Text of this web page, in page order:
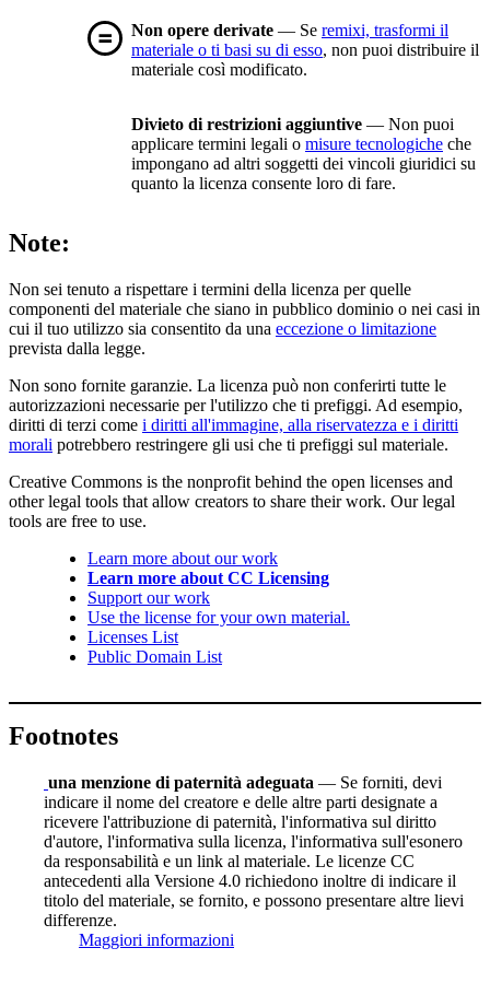
Non opere derivate — Se remixi, trasformi il
materiale o ti basi su di esso, non puoi distribuire il
materiale così modificato.
Divieto di restrizioni aggiuntive — Non puoi
applicare termini legali o misure tecnologiche che
impongano ad altri soggetti dei vincoli giuridici su
quanto la licenza consente loro di fare.
Note:
Non sei tenuto a rispettare i termini della licenza per quelle
componenti del materiale che siano in pubblico dominio o nei casi in
cui il tuo utilizzo sia consentito da una eccezione o limitazione
prevista dalla legge.
Non sono fornite garanzie. La licenza può non conferirti tutte le
autorizzazioni necessarie per l'utilizzo che ti prefiggi. Ad esempio,
diritti di terzi come i diritti all'immagine, alla riservatezza e i diritti
morali potrebbero restringere gli usi che ti prefiggi sul materiale.
Creative Commons is the nonprofit behind the open licenses and
other legal tools that allow creators to share their work. Our legal
tools are free to use.
Learn more about our work
Learn more about CC Licensing
Support our work
Use the license for your own material.
Licenses List
Public Domain List
Footnotes
una menzione di paternità adeguata — Se forniti, devi
indicare il nome del creatore e delle altre parti designate a
ricevere l'attribuzione di paternità, l'informativa sul diritto
d'autore, l'informativa sulla licenza, l'informativa sull'esonero
da responsabilità e un link al materiale. Le licenze CC
antecedenti alla Versione 4.0 richiedono inoltre di indicare il
titolo del materiale, se fornito, e possono presentare altre lievi
differenze.
Maggiori informazioni